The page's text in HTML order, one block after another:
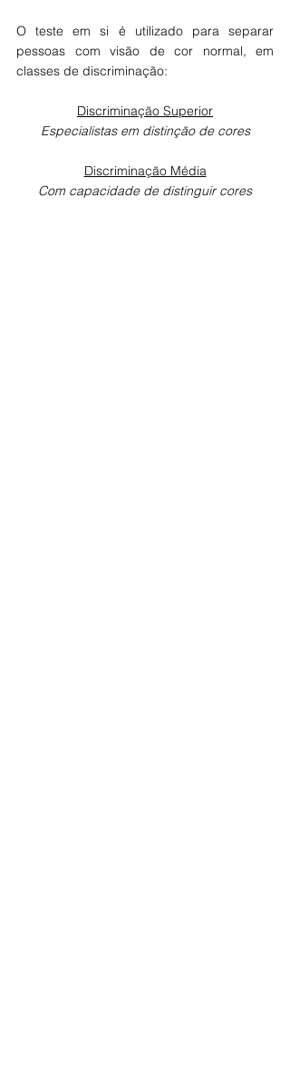
O teste em si é utilizado para separar
pessoas com visão de cor normal, em
classes de discriminação:
Discriminação Superior
Especialistas em distinção de cores
Discriminação Média
Com capacidade de distinguir cores